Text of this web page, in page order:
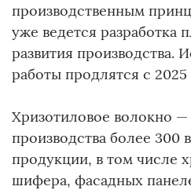
производственным
уже ведется разработка
развития производства.
работы продлятся с 2025
Хризотиловое волокно —
производства более
продукции, в том числе
шифера, фасадных